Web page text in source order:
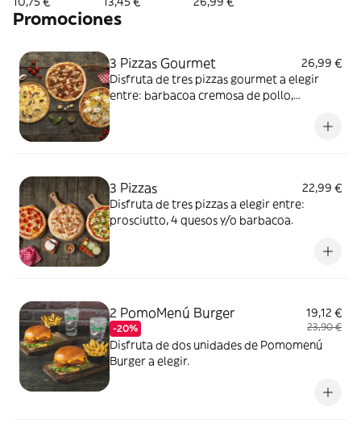
Promociones
3 Pizzas Gourmet
26,99 €
Disfruta de tres pizzas gourmet a elegir
entre: barbacoa cremosa de pollo,
3 Pizzas
22,99 €
Disfruta de tres pizzas a elegir entre:
prosciutto, 4 quesos y/o barbacoa.
2 PomoMenú Burger
-20%
19,12 €
23,90 €
Disfruta de dos unidades de Pomomenú
Burger a elegir.